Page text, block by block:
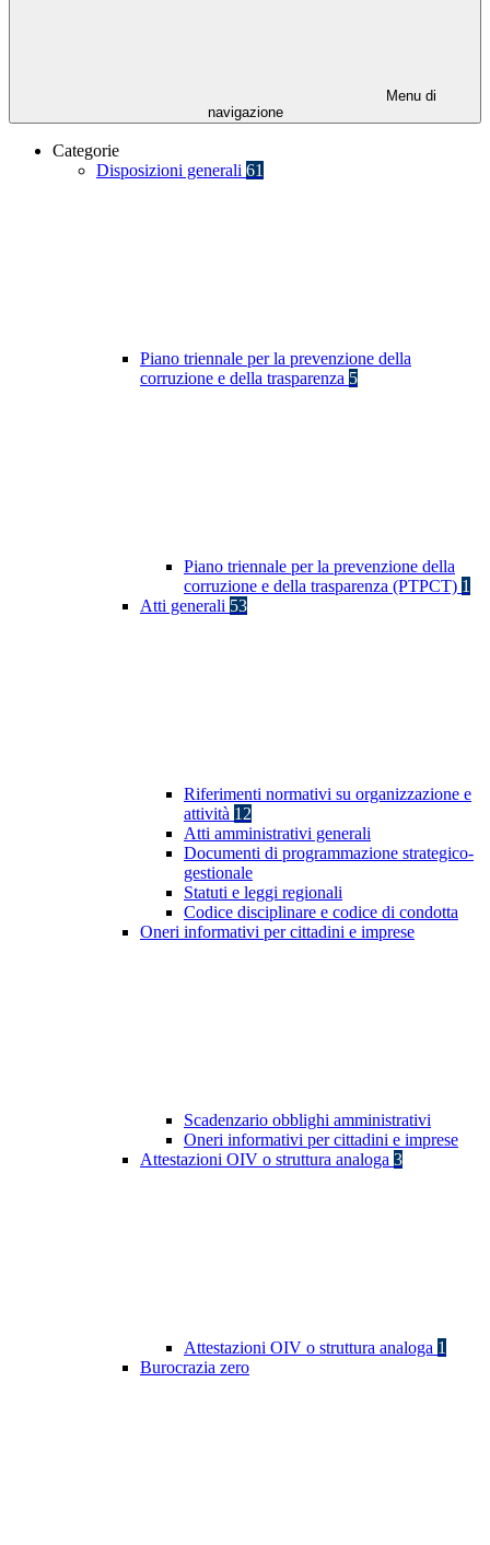
Menu di
navigazione
Categorie
Disposizioni generali 61
Piano triennale per la prevenzione della
corruzione e della trasparenza 5
Piano triennale per la prevenzione della
corruzione e della trasparenza (PTPCT) 1
Atti generali 53
Riferimenti normativi su organizzazione e
attività 12
Atti amministrativi generali
Documenti di programmazione strategico-
gestionale
Statuti e leggi regionali
Codice disciplinare e codice di condotta
Oneri informativi per cittadini e imprese
Scadenzario obblighi amministrativi
Oneri informativi per cittadini e imprese
Attestazioni OIV o struttura analoga 3
Attestazioni OIV o struttura analoga 1
Burocrazia zero